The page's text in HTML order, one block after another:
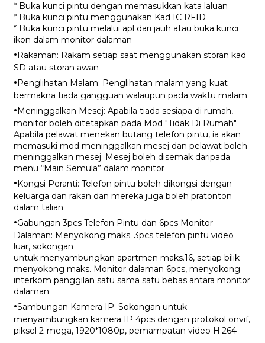
* Buka kunci pintu dengan memasukkan kata laluan
* Buka kunci pintu menggunakan Kad IC RFID
* Buka kunci pintu melalui apl dari jauh atau buka kunci
ikon dalam monitor dalaman
·Rakaman: Rakam setiap saat menggunakan storan kad
SD atau storan awan
·Penglihatan Malam: Penglihatan malam yang kuat
bermakna tiada gangguan walaupun pada waktu malam
·Meninggalkan Mesej: Apabila tiada sesiapa di rumah,
monitor boleh ditetapkan pada Mod "Tidak Di Rumah".
Apabila pelawat menekan butang telefon pintu, ia akan
memasuki mod meninggalkan mesej dan pelawat boleh
meninggalkan mesej. Mesej boleh disemak daripada
menu “Main Semula” dalam monitor
·Kongsi Peranti: Telefon pintu boleh dikongsi dengan
keluarga dan rakan dan mereka juga boleh pratonton
dalam talian
·Gabungan 3pcs Telefon Pintu dan 6pcs Monitor
Dalaman: Menyokong maks. 3pcs telefon pintu video
luar, sokongan
untuk menyambungkan apartmen maks.16, setiap bilik
menyokong maks. Monitor dalaman 6pcs, menyokong
interkom panggilan satu sama satu bebas antara monitor
dalaman
·Sambungan Kamera IP: Sokongan untuk
menyambungkan kamera IP 4pcs dengan protokol onvif,
piksel 2-mega, 1920*1080p, pemampatan video H.264